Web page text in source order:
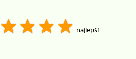
najlepší